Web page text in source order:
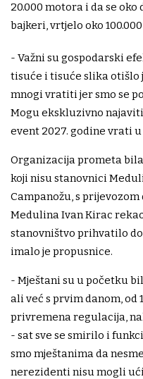
20.000 motora i da se
bajkeri, vrtjelo oko
- Važni su gospodarski
tisuće i tisuće slika otišlo
mnogi vratiti jer smo se
Mogu ekskluzivno
event 2027. godine vrati
Organizacija prometa
koji nisu stanovnici
Campanožu, s
Medulina Ivan Kirac
stanovništvo prihvatilo
imalo je propusnice.
- Mještani su u početku
ali već s prvim danom, od
privremena regulacija,
- sat sve se smirilo i
smo mještanima da
nerezidenti nisu mogli